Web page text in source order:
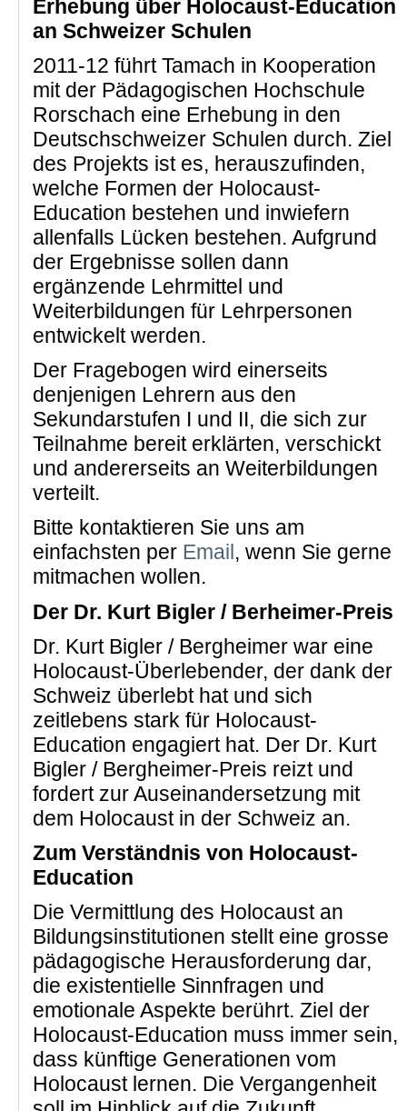
Erhebung über Holocaust-Education
an Schweizer Schulen
2011-12 führt Tamach in Kooperation
mit der Pädagogischen Hochschule
Rorschach eine Erhebung in den
Deutschschweizer Schulen durch. Ziel
des Projekts ist es, herauszufinden,
welche Formen der Holocaust-
Education bestehen und inwiefern
allenfalls Lücken bestehen. Aufgrund
der Ergebnisse sollen dann
ergänzende Lehrmittel und
Weiterbildungen für Lehrpersonen
entwickelt werden.
Der Fragebogen wird einerseits
denjenigen Lehrern aus den
Sekundarstufen I und II, die sich zur
Teilnahme bereit erklärten, verschickt
und andererseits an Weiterbildungen
verteilt.
Bitte kontaktieren Sie uns am
einfachsten per Email , wenn Sie gerne
mitmachen wollen.
Der Dr. Kurt Bigler / Berheimer-Preis
Dr. Kurt Bigler / Bergheimer war eine
Holocaust-Überlebender, der dank der
Schweiz überlebt hat und sich
zeitlebens stark für Holocaust-
Education engagiert hat. Der Dr. Kurt
Bigler / Bergheimer-Preis reizt und
fordert zur Auseinandersetzung mit
dem Holocaust in der Schweiz an.
Zum Verständnis von Holocaust-
Education
Die Vermittlung des Holocaust an
Bildungsinstitutionen stellt eine grosse
pädagogische Herausforderung dar,
die existentielle Sinnfragen und
emotionale Aspekte berührt. Ziel der
Holocaust-Education muss immer sein,
dass künftige Generationen vom
Holocaust lernen. Die Vergangenheit